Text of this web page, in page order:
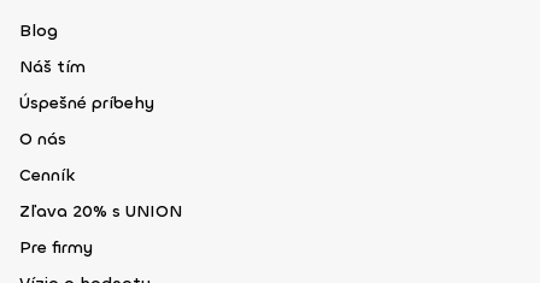
Blog
Náš tím
Úspešné príbehy
O nás
Cenník
Zľava 20% s UNION
Pre firmy